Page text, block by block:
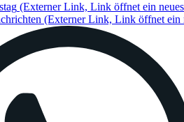
(Externer Link, Link öffnet ein
(Externer Link, Link öffnet ein